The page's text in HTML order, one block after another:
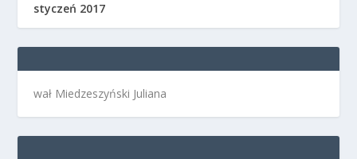
styczeń 2017
wał Miedzeszyński Juliana